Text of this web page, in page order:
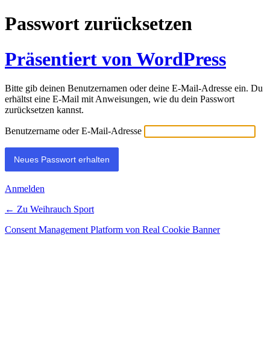
Passwort zurücksetzen
Präsentiert von WordPress
Bitte gib deinen Benutzernamen oder deine E-Mail-Adresse ein. Du
erhältst eine E-Mail mit Anweisungen, wie du dein Passwort
zurücksetzen kannst.
Benutzername oder E-Mail-Adresse
Alternative:
Anmelden
← Zu Weihrauch Sport
Consent Management Platform von Real Cookie Banner